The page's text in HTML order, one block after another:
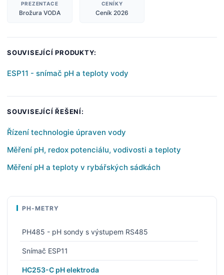
PREZENTACE
Brožura VODA
CENÍKY
Ceník 2026
SOUVISEJÍCÍ PRODUKTY:
ESP11 - snímač pH a teploty vody
SOUVISEJÍCÍ ŘEŠENÍ:
Řízení technologie úpraven vody
Měření pH, redox potenciálu, vodivosti a teploty
Měření pH a teploty v rybářských sádkách
PH-METRY
PH485 - pH sondy s výstupem RS485
Snímač ESP11
HC253-C pH elektroda